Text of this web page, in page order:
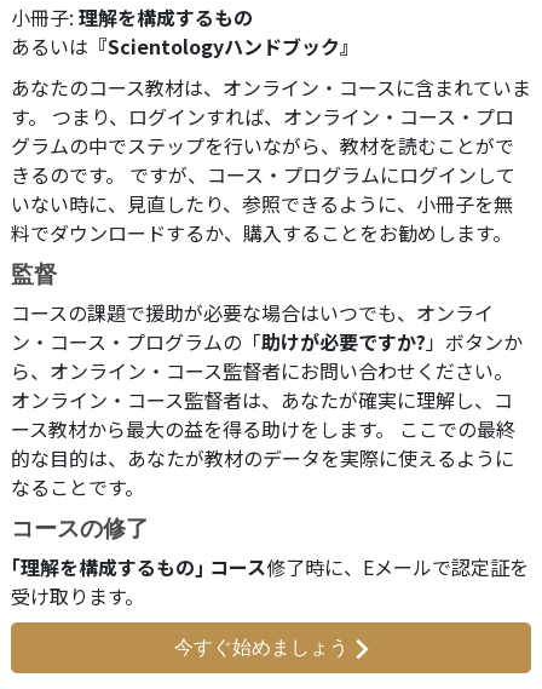
小冊子: 理解を構成するもの
あるいは 『Scientologyハンドブック』
あなたのコース教材は、オンライン・コースに含まれていま
す。 つまり、ログインすれば、オンライン・コース・プロ
グラムの中でステップを行いながら、教材を読むことがで
きるのです。 ですが、コース・プログラムにログインして
いない時に、見直したり、参照できるように、小冊子を無
料でダウンロードするか、購入することをお勧めします。
監督
コースの課題で援助が必要な場合はいつでも、オンライ
ン・コース・プログラムの「助けが必要ですか? 」ボタンか
ら、オンライン・コース監督者にお問い合わせください。
オンライン・コース監督者は、あなたが確実に理解し、コ
ース教材から最大の益を得る助けをします。 ここでの最終
的な目的は、あなたが教材のデータを実際に使えるように
なることです。
コースの修了
｢理解を構成するもの｣ コース修了時に、 Eメールで認定証を
受け取ります。
今すぐ始めましょう